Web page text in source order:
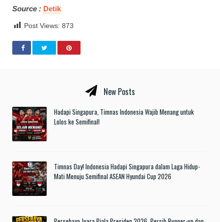
Source : Detik
Post Views: 873
New Posts
Hadapi Singapura, Timnas Indonesia Wajib Menang untuk
Lolos ke Semifinal!
Timnas Day! Indonesia Hadapi Singapura dalam Laga Hidup-
Mati Menuju Semifinal ASEAN Hyundai Cup 2026